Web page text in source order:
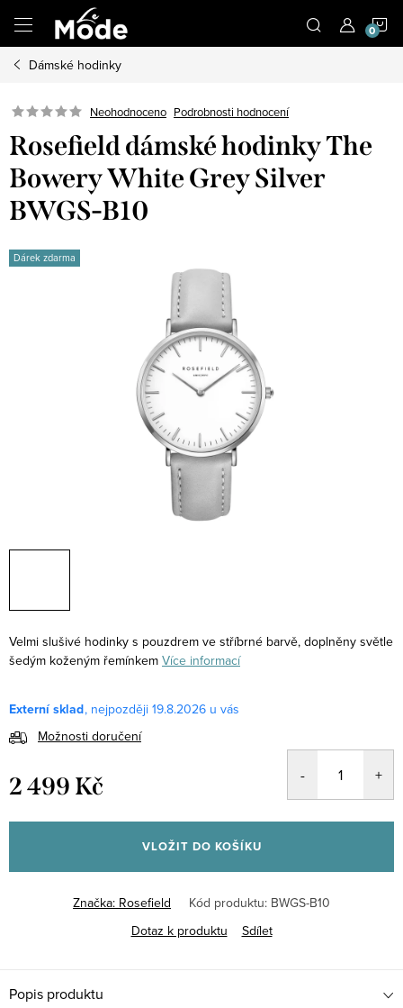
obsah
Dámské hodinky
Neohodnoceno Podrobnosti hodnocení
Rosefield dámské hodinky The
Bowery White Grey Silver
BWGS-B10
Dárek zdarma
Velmi slušivé hodinky s pouzdrem ve stříbrné barvě, doplněny světle
šedým koženým řemínkem Více informací
Externí sklad
19.8.2026
Možnosti doručení
2 499 Kč
cena:
VLOŽIT DO KOŠÍKU
Značka: Rosefield Kód produktu: BWGS-B10
Dotaz k produktu
Sdílet
Popis produktu